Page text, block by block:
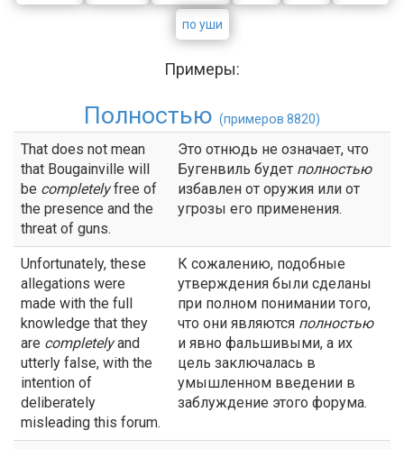
по уши
Примеры:
Полностью (примеров 8820)
That does not mean
that Bougainville will
be completelyfree of
the presence and the
threat of guns.
Это отнюдь не означает, что
Бугенвиль будет полностью
избавлен от оружия или от
угрозы его применения.
Unfortunately, these
allegations were
made with the full
knowledge that they
are completelyand
utterly false, with the
intention of
deliberately
misleading this forum.
К сожалению, подобные
утверждения были сделаны
при полном понимании того,
что они являются полностью
и явно фальшивыми, а их
цель заключалась в
умышленном введении в
заблуждение этого форума.